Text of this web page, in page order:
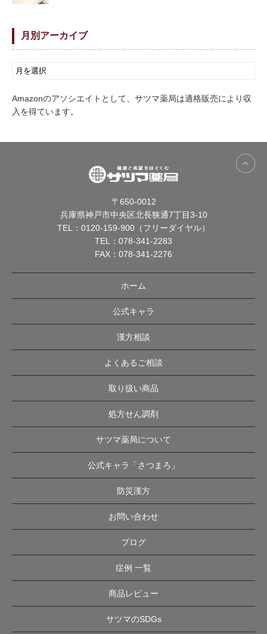
月別アーカイブ
Amazonのアソシエイトとして、サツマ薬局は適格販売により収
入を得ています。
〒650-0012
兵庫県神戸市中央区北長狭通7丁目3-10
TEL： 0120-159-900（フリーダイヤル）
TEL： 078-341-2283
FAX：078-341-2276
ホーム
公式キャラ
漢方相談
よくあるご相談
取り扱い商品
処方せん調剤
サツマ薬局について
公式キャラ「さつまろ」
防災漢方
お問い合わせ
ブログ
症例 一覧
商品レビュー
サツマのSDGs